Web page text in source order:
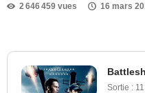
2 646 459 vues 16 mars
Sortie :